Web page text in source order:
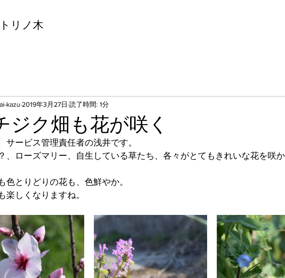
リノ木
ジク畑も花が咲く
kazu 2019年3月27日 読了時間: 1分
サービス管理責任者の浅井です。
、ローズマリー、自生している草たち、各々がとてもきれいな花を咲
色とりどりの花も、色鮮やか。
楽しくなりますね。